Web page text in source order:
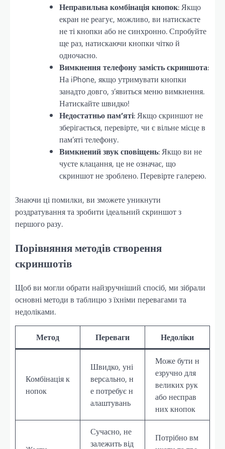
Неправильна комбінація кнопок: Якщо
екран не реагує, можливо, ви натискаєте
не ті кнопки або не синхронно. Спробуйте
ще раз, натискаючи кнопки чітко й
одночасно.
Вимкнення телефону замість скриншота:
На iPhone, якщо утримувати кнопки
занадто довго, з’явиться меню вимкнення.
Натискайте швидко!
Недостатньо пам’яті: Якщо скриншот не
зберігається, перевірте, чи є вільне місце в
пам’яті телефону.
Вимкнений звук сповіщень: Якщо ви не
чуєте клацання, це не означає, що
скриншот не зроблено. Перевірте галерею.
Знаючи ці помилки, ви зможете уникнути
роздратування та зробити ідеальний скриншот з
першого разу.
Порівняння методів створення
скриншотів
Щоб ви могли обрати найзручніший спосіб, ми зібрали
основні методи в таблицю з їхніми перевагами та
недоліками.
Метод Переваги Недоліки
Комбінація к
нопок
Швидко, уні
версально, н
е потребує н
алаштувань
Може бути н
езручно для
великих рук
або несправ
них кнопок
Сучасно, не
залежить від
Потрібно вм